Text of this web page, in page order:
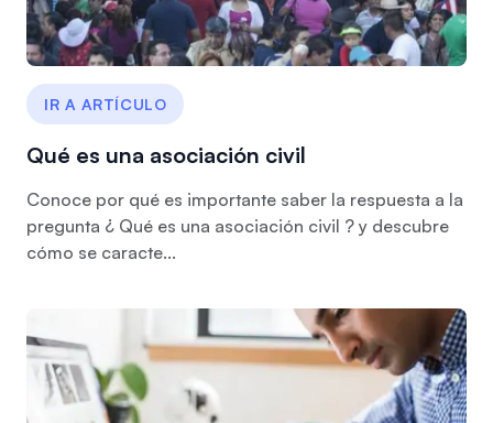
IR A ARTÍCULO
Qué es una asociación civil
Conoce por qué es importante saber la respuesta a la
pregunta ¿ Qué es una asociación civil ? y descubre
cómo se caracte...